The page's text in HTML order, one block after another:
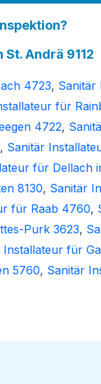
St. Andrä 9112
4723, Sanitär
für
4722,
, Sanitär
für Dellach
8130, Sanitär
für Raab 4760,
Purk 3623,
Installateur für
5760, Sanitär